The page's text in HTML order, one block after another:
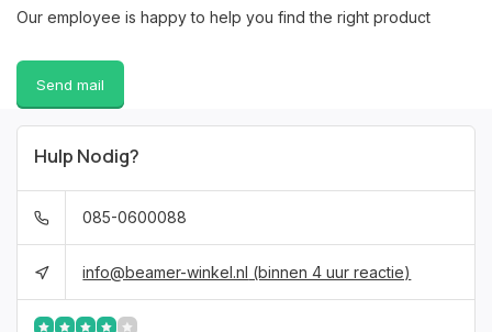
Our employee is happy to help you find the right product
Send mail
Hulp Nodig?
085-0600088
info@beamer-winkel.nl (binnen 4 uur reactie)